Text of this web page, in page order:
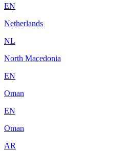
EN
Netherlands
NL
North Macedonia
EN
Oman
EN
Oman
AR